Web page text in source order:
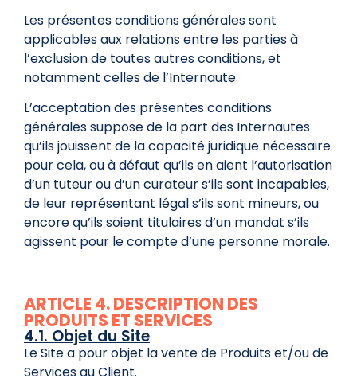
Les présentes conditions générales sont
applicables aux relations entre les parties à
l’exclusion de toutes autres conditions, et
notamment celles de l’Internaute.
L’acceptation des présentes conditions
générales suppose de la part des Internautes
qu’ils jouissent de la capacité juridique nécessaire
pour cela, ou à défaut qu’ils en aient l’autorisation
d’un tuteur ou d’un curateur s’ils sont incapables,
de leur représentant légal s’ils sont mineurs, ou
encore qu’ils soient titulaires d’un mandat s’ils
agissent pour le compte d’une personne morale.
ARTICLE 4. DESCRIPTION DES
PRODUITS ET SERVICES
4.1. Objet du Site
Le Site a pour objet la vente de Produits et/ou de
Services au Client.